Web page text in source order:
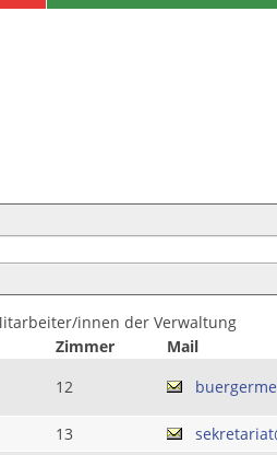
innen der Verwaltung
Zimmer
Mail
12
13